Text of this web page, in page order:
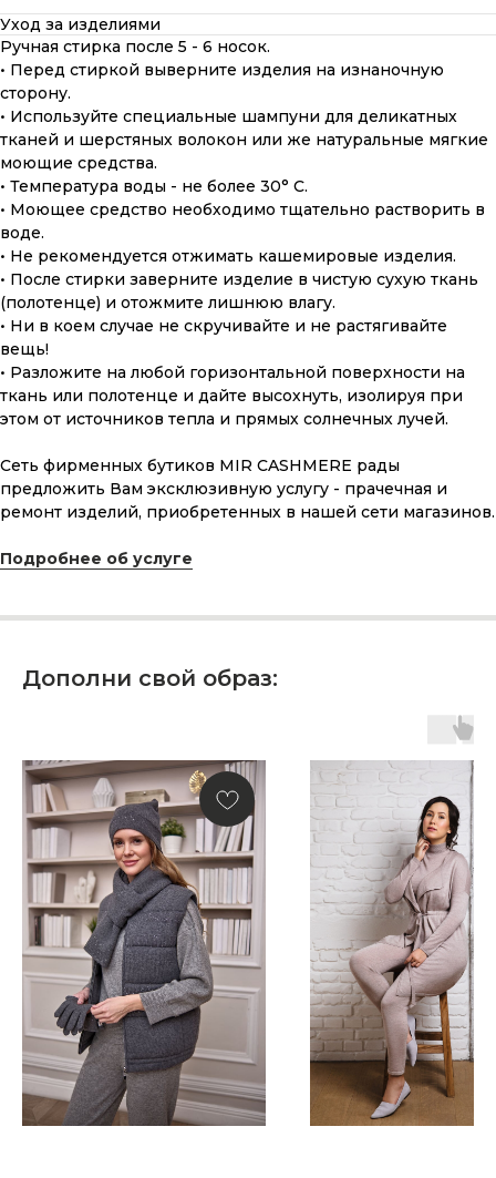
Уход за изделиями
Ручная стирка после 5 - 6 носок.
• Перед стиркой выверните изделия на изнаночную
сторону.
• Используйте специальные шампуни для деликатных
тканей и шерстяных волокон или же натуральные мягкие
моющие средства.
• Температура воды - не более 30° С.
• Моющее средство необходимо тщательно растворить в
воде.
• Не рекомендуется отжимать кашемировые изделия.
• После стирки заверните изделие в чистую сухую ткань
(полотенце) и отожмите лишнюю влагу.
• Ни в коем случае не скручивайте и не растягивайте
вещь!
• Разложите на любой горизонтальной поверхности на
ткань или полотенце и дайте высохнуть, изолируя при
этом от источников тепла и прямых солнечных лучей.
Сеть фирменных бутиков MIR CASHMERE рады
предложить Вам эксклюзивную услугу - прачечная и
ремонт изделий, приобретенных в нашей сети магазинов.
Подробнее об услуге
Дополни свой образ:
ПОДАРОЧНАЯ КАРТА
Что может быть лучше подарка,
сделанного с любовью, теплом
Скидка 10% за подписку
на Телеграм канал
Хотите быть в курсе всех новинок
и акций, подпишитесь на email рассылку
Ваш e-mail
Новинки, акции, подарки
и модный журнал — всё это
в нашем телеграмм канале:
MIR CASHMERE Official